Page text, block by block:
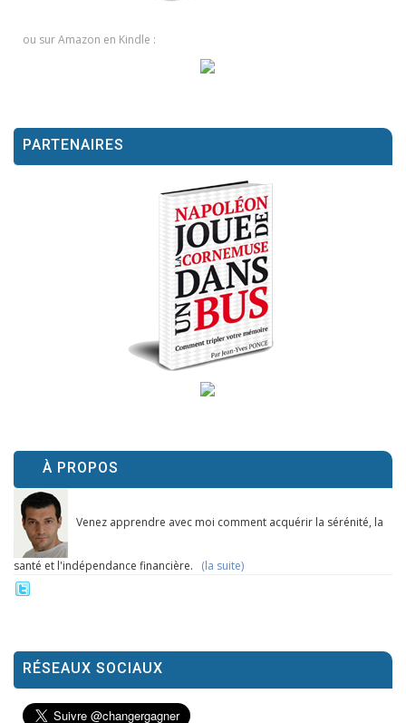
ou sur Amazon en Kindle :
PARTENAIRES
À PROPOS
Venez apprendre avec moi comment acquérir la sérénité, la
santé et l'indépendance financière. (la suite)
RÉSEAUX SOCIAUX